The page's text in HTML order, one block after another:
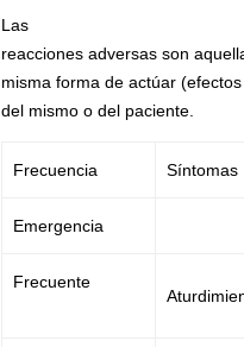
Las
reacciones adversas son
misma forma de actúar
del mismo o del paciente.
Frecuencia Síntomas
Emergencia
Frecuente